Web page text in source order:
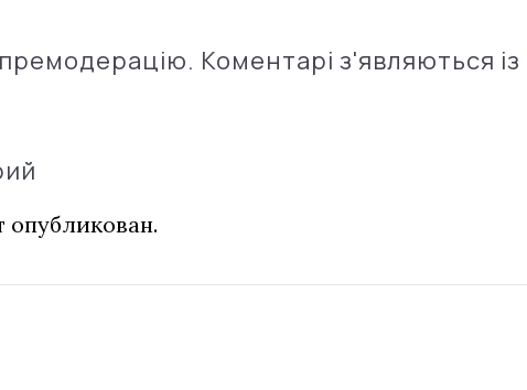
Коментарі з'являються із
опубликован.